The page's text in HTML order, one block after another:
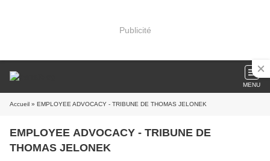
Publicité
MENU
Accueil » EMPLOYEE ADVOCACY - TRIBUNE DE THOMAS JELONEK
EMPLOYEE ADVOCACY - TRIBUNE DE
THOMAS JELONEK